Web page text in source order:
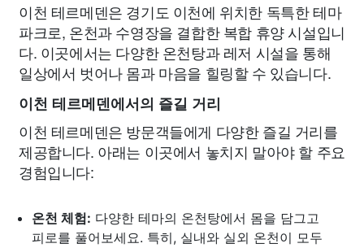
이천 테르메덴은 경기도 이천에 위치한 독특한 테마
파크로, 온천과 수영장을 결합한 복합 휴양 시설입니
다. 이곳에서는 다양한 온천탕과 레저 시설을 통해
일상에서 벗어나 몸과 마음을 힐링할 수 있습니다.
이천 테르메덴에서의 즐길 거리
이천 테르메덴은 방문객들에게 다양한 즐길 거리를
제공합니다. 아래는 이곳에서 놓치지 말아야 할 주요
경험입니다:
온천 체험: 다양한 테마의 온천탕에서 몸을 담그고
피로를 풀어보세요. 특히, 실내와 실외 온천이 모두